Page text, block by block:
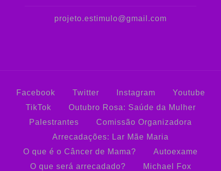
projeto.estimulo@gmail.com
Facebook Twitter Instagram
Youtube
TikTok
Outubro Rosa: Saúde da Mulher
Palestrantes
Comissão Organizadora
Arrecadações: Lar Mãe Maria
O que é o Câncer de Mama?
Autoexame
O que será arrecadado?
Michael Fox